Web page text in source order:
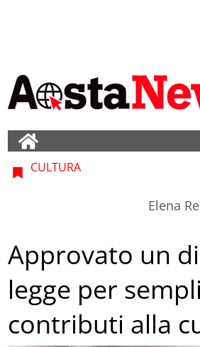
CULTURA
Elena
Approvato un
legge per
contributi alla